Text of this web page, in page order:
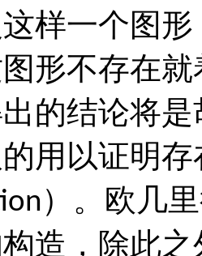
样一个图
形不存在
的结论将
用以证明
）。欧几
造，除此